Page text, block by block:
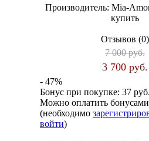
Производитель:Mia-
купить
Отзывов (0)
7 000 руб.
3 700 руб.
- 47%
Бонус при покупке: 37 руб.
Можно оплатить
(необходимо
войти)